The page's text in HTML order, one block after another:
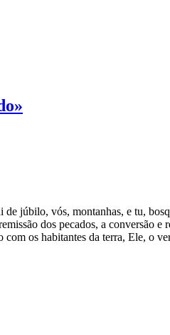
júbilo, vós, montanhas, e tu,
dos pecados, a conversão
os habitantes da terra, Ele, o